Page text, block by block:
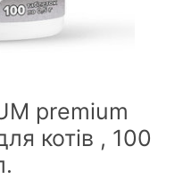
premium
котів , 100